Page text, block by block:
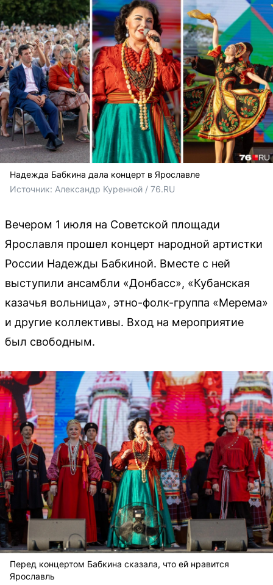
Надежда Бабкина дала концерт в Ярославле
Источник: Александр Куренной / 76.RU
Вечером 1 июля на Советской площади
Ярославля прошел концерт народной артистки
России Надежды Бабкиной. Вместе с ней
выступили ансамбли «Донбасс», «Кубанская
казачья вольница», этно-фолк-группа «Мерема»
и другие коллективы. Вход на мероприятие
был свободным.
Перед концертом Бабкина сказала, что ей нравится
Ярославль